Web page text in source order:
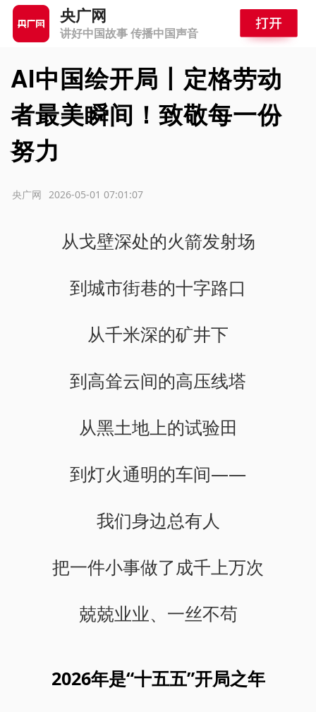
央广网
讲好中国故事 传播中国声音
AI中国绘开局丨定格劳动
者最美瞬间！致敬每一份
努力
2026-05-01 07:01:07
央广网
从戈壁深处的火箭发射场
到城市街巷的十字路口
从千米深的矿井下
到高耸云间的高压线塔
从黑土地上的试验田
到灯火通明的车间——
我们身边总有人
把一件小事做了成千上万次
兢兢业业、一丝不苟
2026年是“十五五”开局之年